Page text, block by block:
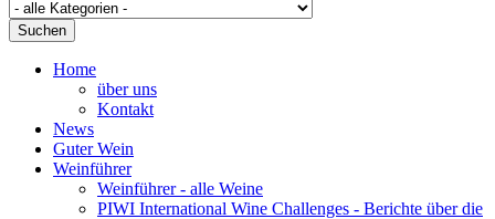
Suchen
Home
über uns
Kontakt
News
Guter Wein
Weinführer
Weinführer - alle Weine
PIWI International Wine Challenges - Berichte über die